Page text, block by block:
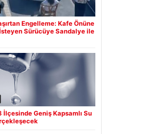
Engelleme: Kafe Önüne
Sürücüye Sandalye ile
İlçesinde Geniş Kapsamlı Su